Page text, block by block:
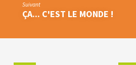
Suivant
ÇA... C'EST LE MONDE !